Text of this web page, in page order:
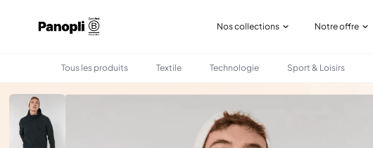
Nos collections Notre offre
Tous les produits Textile Technologie Sport & Loisirs
TEXTILE SOFTSHELL HOMME AVEC CAPUCHE